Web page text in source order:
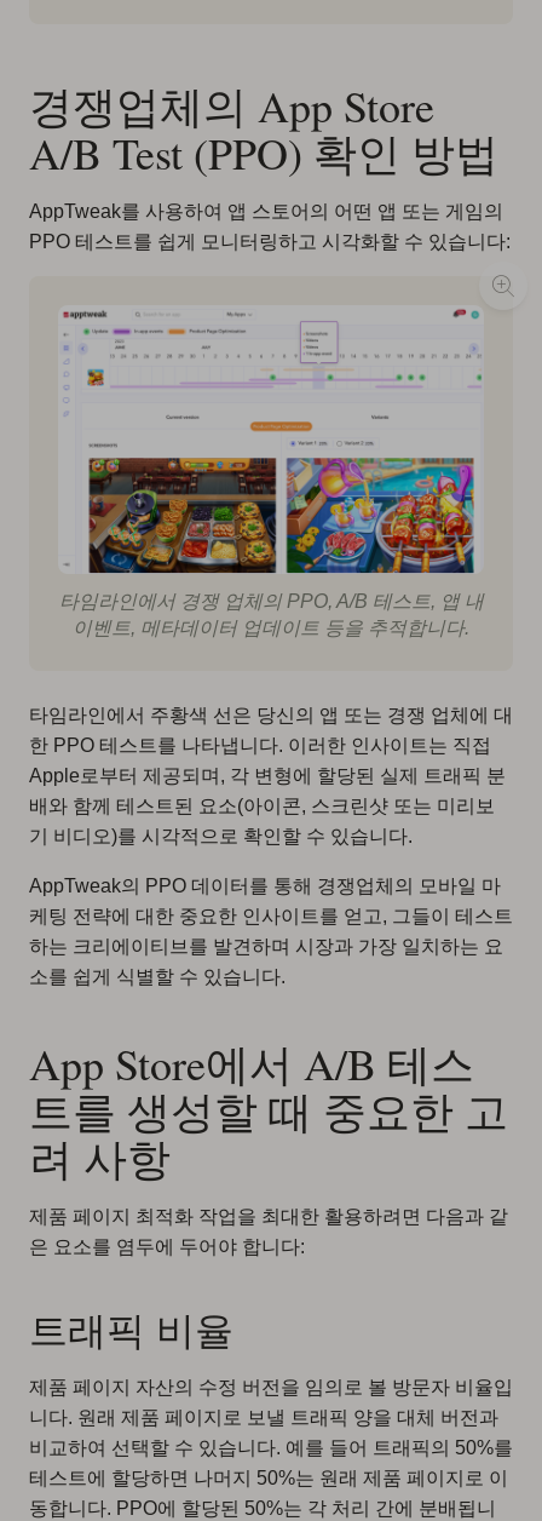
경쟁업체의 App Store
A/B Test (PPO) 확인 방법
AppTweak를 사용하여 앱 스토어의 어떤 앱 또는 게임의
PPO 테스트를 쉽게 모니터링하고 시각화할 수 있습니다:
타임라인에서 경쟁 업체의 PPO, A/B 테스트, 앱 내
이벤트, 메타데이터 업데이트 등을 추적합니다.
타임라인에서 주황색 선은 당신의 앱 또는 경쟁 업체에 대
한 PPO 테스트를 나타냅니다. 이러한 인사이트는 직접
Apple로부터 제공되며, 각 변형에 할당된 실제 트래픽 분
배와 함께 테스트된 요소(아이콘, 스크린샷 또는 미리보
기 비디오)를 시각적으로 확인할 수 있습니다.
AppTweak의 PPO 데이터를 통해 경쟁업체의 모바일 마
케팅 전략에 대한 중요한 인사이트를 얻고, 그들이 테스트
하는 크리에이티브를 발견하며 시장과 가장 일치하는 요
소를 쉽게 식별할 수 있습니다.
App Store에서 A/B 테스
트를 생성할 때 중요한 고
려 사항
제품 페이지 최적화 작업을 최대한 활용하려면 다음과 같
은 요소를 염두에 두어야 합니다:
트래픽 비율
제품 페이지 자산의 수정 버전을 임의로 볼 방문자 비율입
니다. 원래 제품 페이지로 보낼 트래픽 양을 대체 버전과
비교하여 선택할 수 있습니다. 예를 들어 트래픽의 50%를
테스트에 할당하면 나머지 50%는 원래 제품 페이지로 이
동합니다. PPO에 할당된 50%는 각 처리 간에 분배됩니